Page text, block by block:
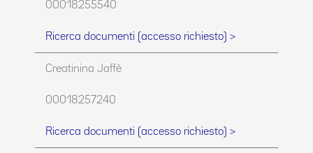
00018255540
Ricerca documenti (accesso richiesto) >
Creatinina Jaffè
00018257240
Ricerca documenti (accesso richiesto) >